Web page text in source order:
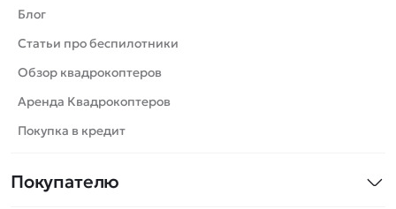
Вертолеты
Катера
Роботы
Самолеты
Сборные модели
Спецтехника
Блог
Статьи про беспилотники
Обзор квадрокоптеров
Аренда Квадрокоптеров
Покупка в кредит
Покупателю